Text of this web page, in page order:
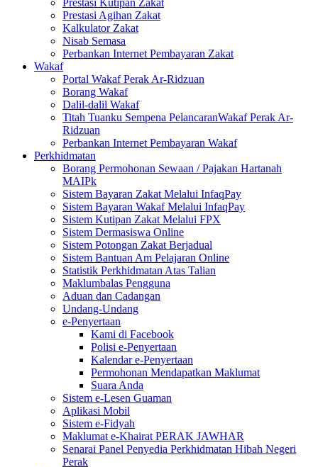
Prestasi Kutipan Zakat
Prestasi Agihan Zakat
Kalkulator Zakat
Nisab Semasa
Perbankan Internet Pembayaran Zakat
Wakaf
Portal Wakaf Perak Ar-Ridzuan
Borang Wakaf
Dalil-dalil Wakaf
Titah Tuanku Sempena PelancaranWakaf Perak Ar-
Ridzuan
Perbankan Internet Pembayaran Wakaf
Perkhidmatan
Borang Permohonan Sewaan / Pajakan Hartanah
MAIPk
Sistem Bayaran Zakat Melalui InfaqPay
Sistem Bayaran Wakaf Melalui InfaqPay
Sistem Kutipan Zakat Melalui FPX
Sistem Dermasiswa Online
Sistem Potongan Zakat Berjadual
Sistem Bantuan Am Pelajaran Online
Statistik Perkhidmatan Atas Talian
Maklumbalas Pengguna
Aduan dan Cadangan
Undang-Undang
e-Penyertaan
Kami di Facebook
Polisi e-Penyertaan
Kalendar e-Penyertaan
Permohonan Mendapatkan Maklumat
Suara Anda
Sistem e-Lesen Guaman
Aplikasi Mobil
Sistem e-Fidyah
Maklumat e-Khairat PERAK JAWHAR
Senarai Panel Penyedia Perkhidmatan Hibah Negeri
Perak